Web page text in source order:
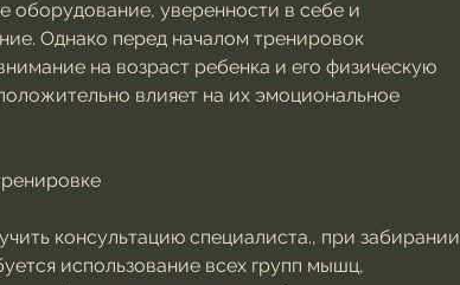
оборудование, уверенности в себе и
Однако перед началом тренировок
на возраст ребенка и его физическую
влияет на их эмоциональное
консультацию специалиста., при забирании
использование всех групп мышц,